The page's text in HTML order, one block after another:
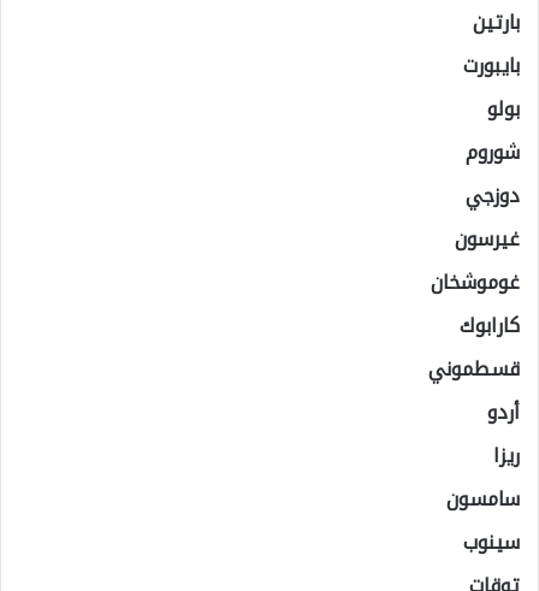
بارتين
بايبورت
بولو
شوروم
دوزجي
غيرسون
غوموشخان
كارابوك
قسطموني
أردو
ريزا
سامسون
سينوب